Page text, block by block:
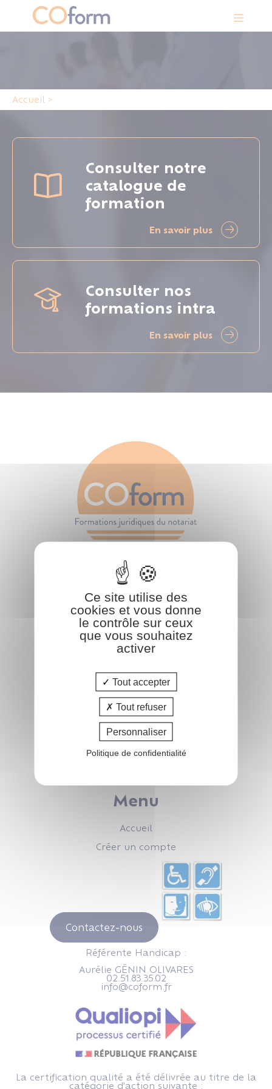
Accueil >
Consulter notre
catalogue de
formation
En savoir plus
Consulter nos
formations intra
En savoir plus
COform
47 rue de Leinster
44240 LA CHAPELLE-SUR-ERDRE
02.51.83.35.02
info@coform.fr
Catalogue
Pôle FAMILLE
Pôle IMMOBILIER
Menu
Accueil
Créer un compte
Contactez-nous
Référente Handicap :
Aurélie GÉNIN OLIVARES
02.51.83.35.02
info@coform.fr
La certification qualité a été délivrée au titre de la
catégorie d'action suivante :
Panneau de gestion des cookies
Ce site utilise des
cookies et vous donne
le contrôle sur ceux
que vous souhaitez
activer
Tout accepter
Tout refuser
Personnaliser
Politique de confidentialité